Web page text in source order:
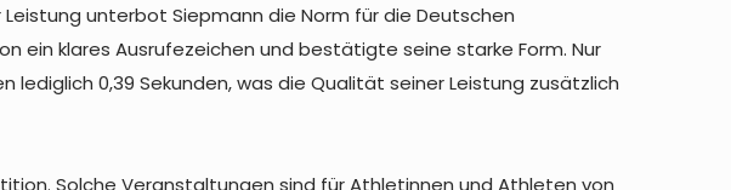
unterbot Siepmann die Norm für die Deutschen
ein klares Ausrufezeichen und bestätigte seine starke Form. Nur
0,39 Sekunden, was die Qualität seiner Leistung zusätzlich
Solche Veranstaltungen sind für Athletinnen und Athleten von